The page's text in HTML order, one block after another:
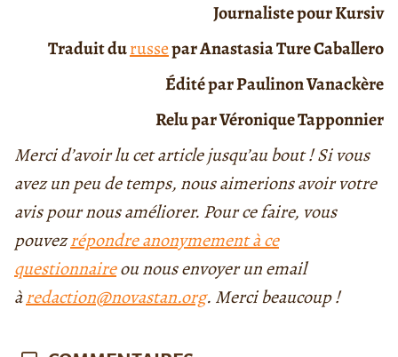
Journaliste pour Kursiv
Traduit durussepar Anastasia Ture Caballero
Édité par Paulinon Vanackère
Relu par Véronique Tapponnier
Merci d’avoir lu cet article jusqu’au bout ! Si vous
avez un peu de temps, nous aimerions avoir votre
avis pour nous améliorer. Pour ce faire, vous
pouvezrépondre anonymement à ce
questionnaireou nous envoyer un email
àredaction@novastan.org. Merci beaucoup !